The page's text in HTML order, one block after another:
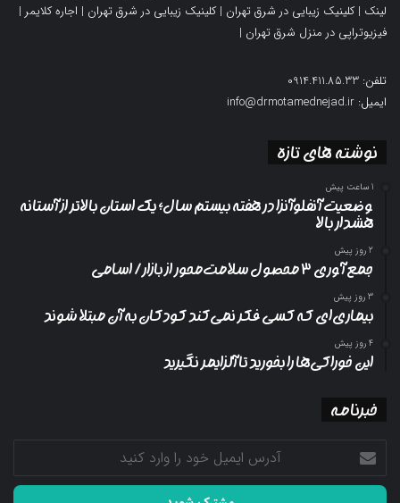
لینک |کلینیک زیبایی در شرق تهران |کلینیک زیبایی در شرق تهران | اجاره کلایمر |
فیزیوتراپی در منزل شرق تهران |
تلفن: 0914.411.85.33
ایمیل: info@drmotamednejad.ir
نوشته های تازه
1 ساعت پیش
وضعیت آنفلوآنزا در هفته بیستم سال؛ یک استان بالاتر از آستانه
هشدار بالا
2 روز پیش
جمع آوری ۳ محصول سلامت‌محور از بازار/ اسامی
3 روز پیش
بیماری‌ای که کسی فکر نمی‌کند کودکان به آن مبتلا شوند
4 روز پیش
این خوراکی‌ها را بخورید تا آلزایمر نگیرید
خبرنامه
آدرس
ایمیل
خود